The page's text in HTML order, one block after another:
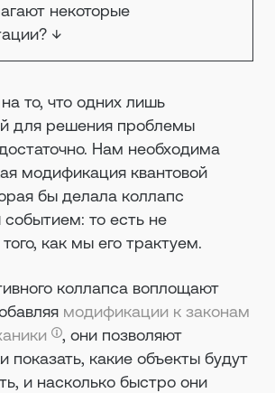
некоторые
↓
то, что одних лишь
для решения проблемы
Нам необходима
модификация квантовой
бы делала коллапс
событием: то есть не
как мы его трактуем.
коллапса воплощают
модификации к законам
, они позволяют
показать, какие объекты будут
и насколько быстро они